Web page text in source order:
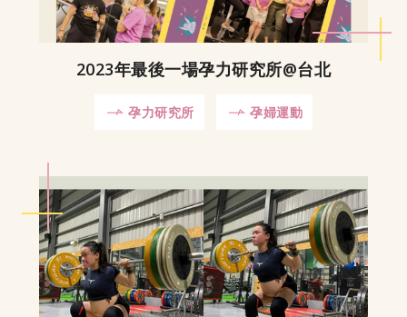
2023年最後一場孕力研究所@台北
孕力研究所 孕婦運動